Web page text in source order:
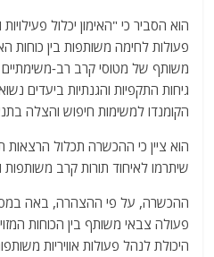
הוא הסביר כי "האימון יכלול פעילויות
פעולות לחימה משותפות בין כוחות
משותף של מטוסי קרב רב-
גיחות התקפיות והגנתיות ביעדים
הקומנדו למשימות חיפוש והצלה
הוא ציין כי ההכשרה תכלול הרצאות
שיתרמו לאיחוד תורות קרב משותפות
ההכשרה, על פי ההצהרה, באה
פעולה צבאי משותף בין הכוחות
היכולת לנהל פעולות אוויריות